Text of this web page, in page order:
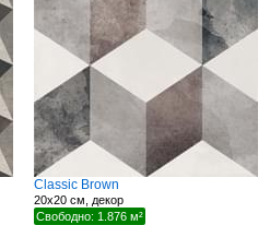
Classic Brown
20x20 см, декор
Свободно: 1.876 м²